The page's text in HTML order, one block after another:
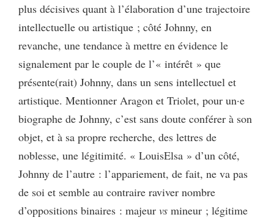
plus décisives quant à l’élaboration d’une trajectoire
intellectuelle ou artistique ; côté Johnny, en
revanche, une tendance à mettre en évidence le
signalement par le couple de l’« intérêt » que
présente(rait) Johnny, dans un sens intellectuel et
artistique. Mentionner Aragon et Triolet, pour un·e
biographe de Johnny, c’est sans doute conférer à son
objet, et à sa propre recherche, des lettres de
noblesse, une légitimité. « LouisElsa » d’un côté,
Johnny de l’autre : l’appariement, de fait, ne va pas
de soi et semble au contraire raviver nombre
d’oppositions binaires : majeur vs mineur ; légitime